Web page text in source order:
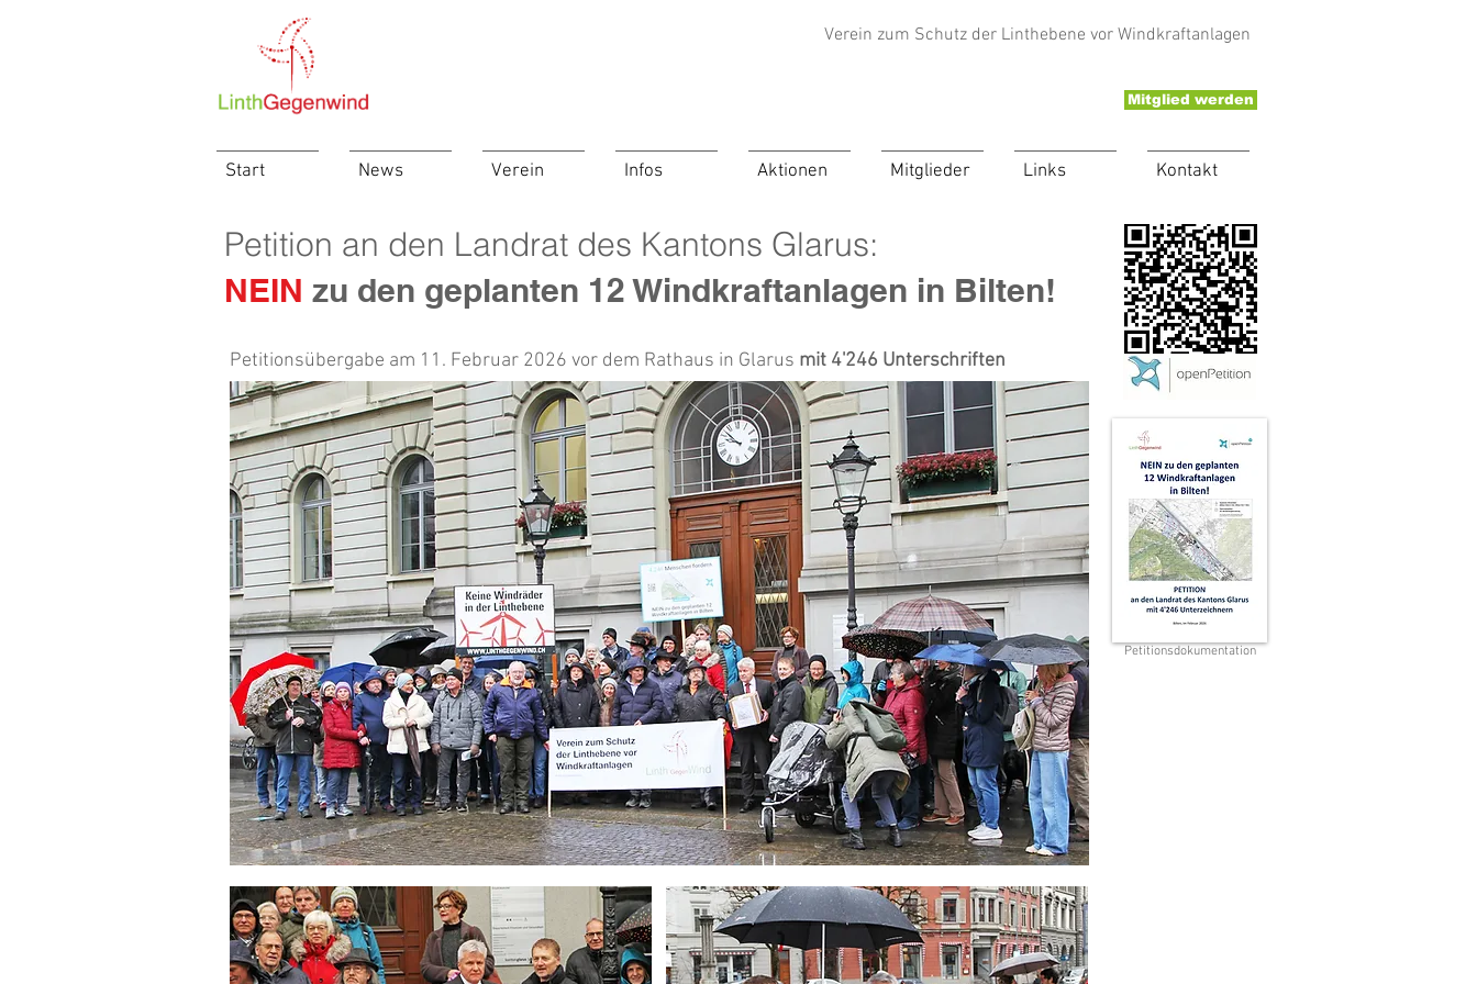
Verein zum Schutz der Linthebene vor Windkraftanlagen
Mitglied werden
Start News Verein Infos Aktionen Mitglieder Links Kontakt
Petition an den Landrat des Kantons Glarus:
NEIN zu den geplanten 12 Windkraftanlagen in Bilten!
Petitionsübergabe am 11. Februar 2026 vor dem Rathaus in Glarus mit 4'246 Unterschriften
Petitionsdokumentation